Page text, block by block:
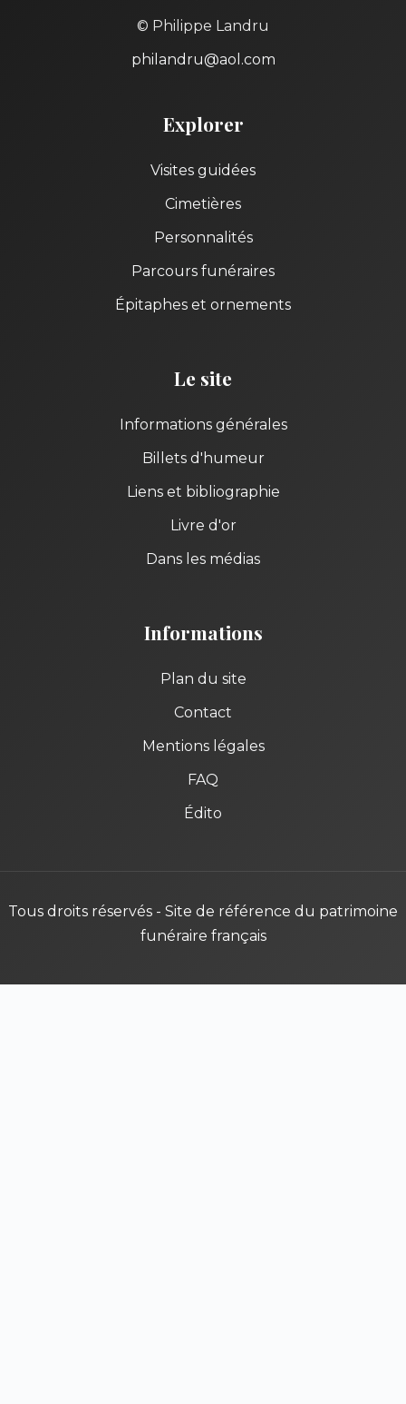
© Philippe Landru
philandru@aol.com
Explorer
Visites guidées
Cimetières
Personnalités
Parcours funéraires
Épitaphes et ornements
Le site
Informations générales
Billets d'humeur
Liens et bibliographie
Livre d'or
Dans les médias
Informations
Plan du site
Contact
Mentions légales
FAQ
Édito
Tous droits réservés - Site de référence du patrimoine
funéraire français